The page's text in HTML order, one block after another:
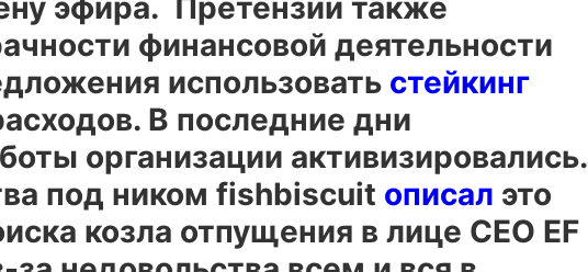
эфира. Претензии также
финансовой деятельности
использовать стейкинг
В последние дни
организации активизировались.
под ником fishbiscuit описал это
козла отпущения в лице CEO EF